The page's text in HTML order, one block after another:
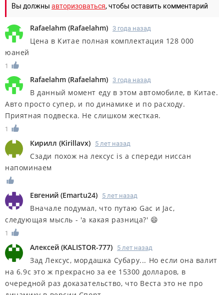
Вы должны авторизоваться, чтобы оставить комментарий
Rafaelahm (Rafaelahm) 3 года назад
Цена в Китае полная комплектация 128 000
юаней
1
Rafaelahm (Rafaelahm) 3 года назад
В данный момент еду в этом автомобиле, в Китае.
Авто просто супер, и по динамике и по расходу.
Приятная подвеска. Не слишком жесткая.
1
Кирилл (Kirillavx) 5 лет назад
Сзади похож на лексус is а спереди ниссан
напоминаем
Евгений (Emartu24) 5 лет назад
Вначале подумал, что путаю Gac и Jac,
следующая мысль - 'а какая разница?' 😄
1
Алексей (KALISTOR-777) 5 лет назад
Зад Лексус, мордашка Субару... Но если она валит
на 6.9с это ж прекрасно за ее 15300 долларов, в
очередной раз доказательство, что Веста это не про